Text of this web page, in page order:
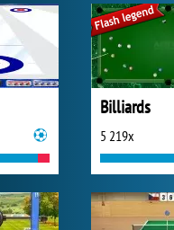
Billiards
5 219x